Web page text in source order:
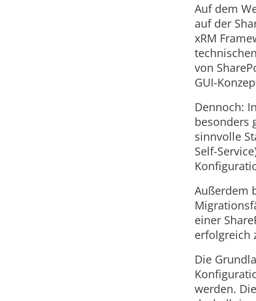
Auf dem
auf der
xRM
von
GUI-
Dennoch:
besonders
sinnvolle
Self-
Außerdem
einer
erfolgreich
Die
werden.